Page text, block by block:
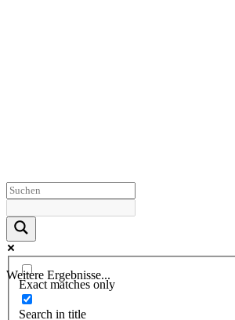
Weitere Ergebnisse...
Exact matches only
Search in title